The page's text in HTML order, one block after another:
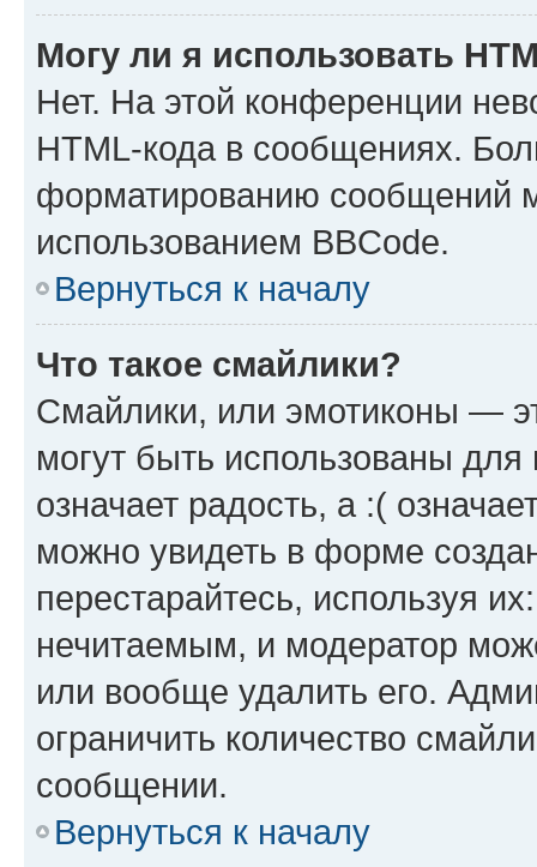
Могу ли я использовать
Нет. На этой конференции
HTML-кода в сообщениях.
форматированию сообщений
использованием BBCode.
Вернуться к началу
Что такое смайлики?
Смайлики, или эмотиконы —
могут быть использованы
означает радость, а :(
можно увидеть в форме
перестарайтесь, используя
нечитаемым, и модератор
или вообще удалить его.
ограничить количество
сообщении.
Вернуться к началу